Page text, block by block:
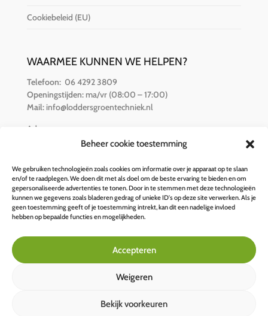
Beheer cookie toestemming
We gebruiken technologieën zoals cookies om informatie over je apparaat op te slaan
en/of te raadplegen. We doen dit met als doel om de beste ervaring te bieden en om
gepersonaliseerde advertenties te tonen. Door in te stemmen met deze technologieën
kunnen we gegevens zoals bladeren gedrag of unieke ID's op deze site verwerken. Als je
geen toestemming geeft of je toestemming intrekt, kan dit een nadelige invloed
hebben op bepaalde functies en mogelijkheden.
Accepteren
Weigeren
Bekijk voorkeuren
Cookiebeleid (EU)
WAARMEE KUNNEN WE HELPEN?
Telefoon: 06 4292 3809
Openingstijden:ma/vr (08:00 – 17:00)
Mail: info@loddersgroentechniek.nl
Adres:
Van der Hamlaan 16
BETALINGSOPTIES